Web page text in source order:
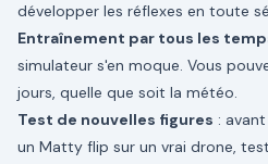
développer les réflexes en toute
Entraînement par tous les
simulateur s'en moque. Vous
jours, quelle que soit la météo.
Test de nouvelles figures :
un Matty flip sur un vrai drone,